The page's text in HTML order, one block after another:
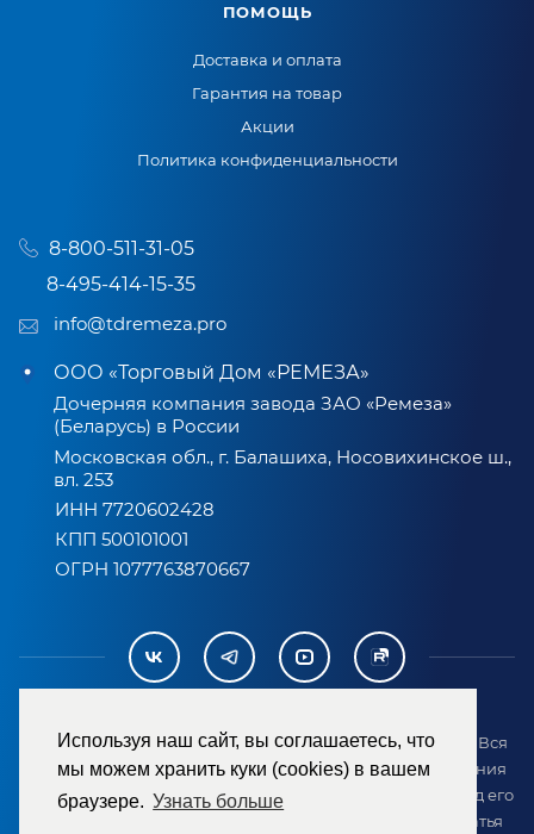
Используя наш сайт, вы соглашаетесь, что
мы можем хранить куки (cookies) в вашем
браузере. Узнать больше
ПОМОЩЬ
Доставка и оплата
Гарантия на товар
Акции
Политика конфиденциальности
8-800-511-31-05
8-495-414-15-35
info@tdremeza.pro
ООО «Торговый Дом «РЕМЕЗА»
Дочерняя компания завода ЗАО «Ремеза»
(Беларусь) в России
Московская обл., г. Балашиха, Носовихинское ш.,
вл. 253
ИНН 7720602428
КПП 500101001
ОГРН 1077763870667
2007-2026 © ООО «ТД «РЕМЕЗА». Все права защищены. Вся
информация на сайте размещена в целях предоставления
возможности покупателю ознакомиться с товаром перед его
приобретением и не является публичной офертой (статья